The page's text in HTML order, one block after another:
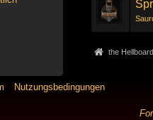
the Hellboard
Nutzungsbedingungen